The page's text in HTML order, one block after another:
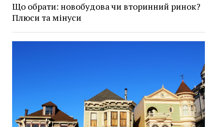
Що обрати: новобудова чи вторинний ринок?
Плюси та мінуси